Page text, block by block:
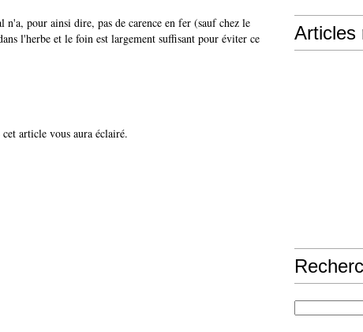
n'a, pour ainsi dire, pas de carence en fer (sauf chez le
l'herbe et le foin est largement suffisant pour éviter ce
article vous aura éclairé.
Articles